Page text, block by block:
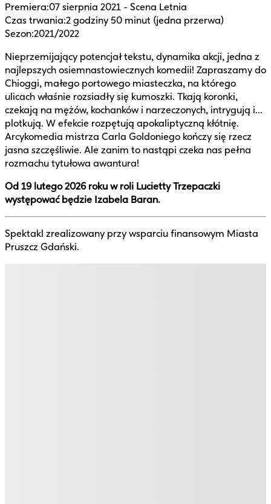
Premiera:07 sierpnia 2021 - Scena Letnia
Czas trwania:2 godziny 50 minut (jedna przerwa)
Sezon:2021/2022
Nieprzemijający potencjał tekstu, dynamika akcji, jedna z
najlepszych osiemnastowiecznych komedii! Zapraszamy do
Chioggi, małego portowego miasteczka, na którego
ulicach właśnie rozsiadły się kumoszki. Tkają koronki,
czekają na mężów, kochanków i narzeczonych, intrygują i...
plotkują. W efekcie rozpętują apokaliptyczną kłótnię.
Arcykomedia mistrza Carla Goldoniego kończy się rzecz
jasna szczęśliwie. Ale zanim to nastąpi czeka nas pełna
rozmachu tytułowa awantura!
Od 19 lutego 2026 roku w roli Lucietty Trzepaczki
występować będzie Izabela Baran.
Spektakl zrealizowany przy wsparciu finansowym Miasta
Pruszcz Gdański.